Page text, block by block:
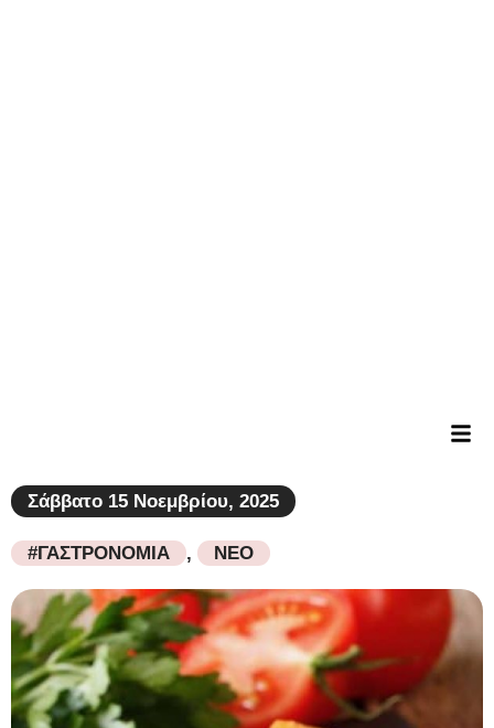
Σάββατο 15 Νοεμβρίου, 2025
#ΓΑΣΤΡΟΝΟΜΙΑ , ΝΕΟ